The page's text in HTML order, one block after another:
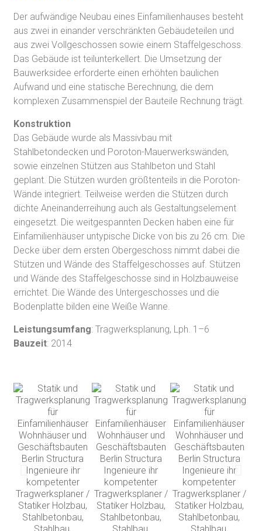
Der aufwändige Neubau eines Einfamilienhauses besteht
aus zwei in einander verschränkten Gebäudeteilen und
aus zwei Vollgeschossen sowie einem Staffelgeschoss.
Das Gebäude ist teilunterkellert. Die Umsetzung der
Bauwerksidee erforderte einen erhöhten baulichen
Aufwand und eine statische Berechnung, die dem
komplexen Zusammenspiel der Bauteile Rechnung trägt.
Konstruktion
Das Gebäude wurde als Massivbau mit
Stahlbetondecken und Poroton-Mauerwerkswänden,
sowie einzelnen Stützen aus Stahlbeton und Stahl
geplant. Die Stützen wurden größtenteils in die Poroton-
Wände integriert. Teilweise werden die Stützen durch
dichte Aneinanderreihung auch als Gestaltungselement
eingesetzt. Die weitgespannten Decken haben eine für
Einfamilienhäuser untypische Dicke von bis zu 26 cm. Die
Decke über dem ersten Obergeschoss nimmt dabei die
Stützen und Wände des Staffelgeschosses auf. Stützen
und Wände des Staffelgeschosse sind in Holzbauweise
errichtet. Die Wände des Untergeschosses und die
Bodenplatte bilden eine Weiße Wanne.
Leistungsumfang: Tragwerksplanung, Lph. 1–6
Bauzeit: 2014